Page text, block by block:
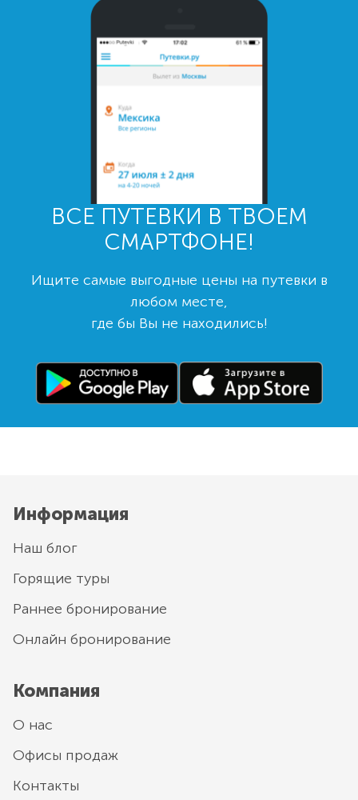
ВСЕ ПУТЕВКИ В ТВОЕМ
СМАРТФОНЕ!
Ищите самые выгодные цены на путевки в
любом месте,
где бы Вы не находились!
Информация
Наш блог
Горящие туры
Раннее бронирование
Онлайн бронирование
Компания
О нас
Офисы продаж
Контакты